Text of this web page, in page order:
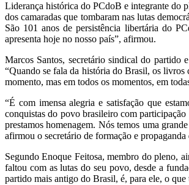
Liderança histórica do PCdoB e integrante do
dos camaradas que tombaram nas lutas
São 101 anos de persistência libertária do
apresenta hoje no nosso país”, afirmou.
Marcos Santos, secretário sindical do partido
“Quando se fala da história do Brasil, os livros
momento, mas em todos os momentos, em
“É com imensa alegria e satisfação que
conquistas do povo brasileiro com
prestamos homenagem. Nós temos uma
afirmou o secretário de formação e
Segundo Enoque Feitosa, membro do pleno,
faltou com as lutas do seu povo, desde a
partido mais antigo do Brasil, é, para ele, o